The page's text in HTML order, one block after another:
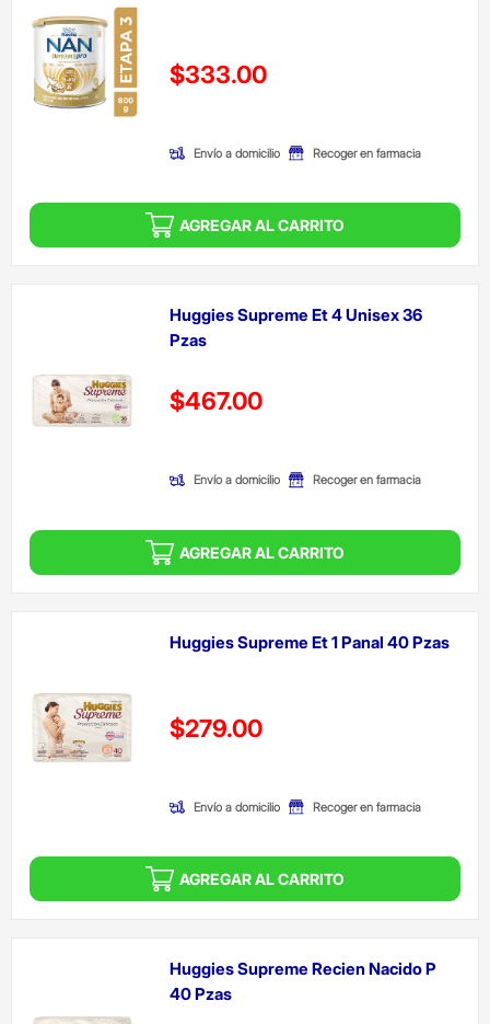
Precio reducido de
$333.00
Envío a domicilio Recoger en farmacia
AGREGAR AL CARRITO
Huggies Supreme Et 4 Unisex 36
Pzas
Precio reducido de
$467.00
Envío a domicilio Recoger en farmacia
AGREGAR AL CARRITO
Huggies Supreme Et 1 Panal 40 Pzas
Precio reducido de
$279.00
Envío a domicilio Recoger en farmacia
AGREGAR AL CARRITO
Huggies Supreme Recien Nacido P
40 Pzas